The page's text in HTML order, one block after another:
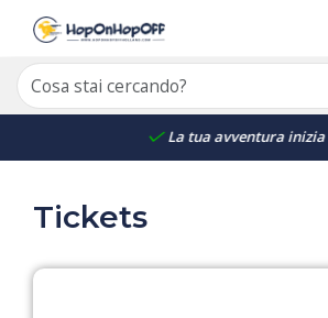
La tua avventura inizia
Tickets